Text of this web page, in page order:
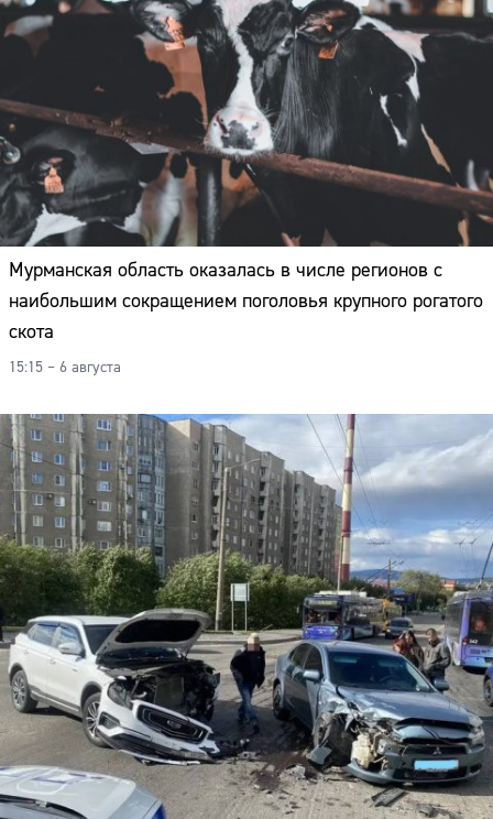
Мурманская область оказалась в числе регионов с
наибольшим сокращением поголовья крупного рогатого
скота
15:15 – 6 августа